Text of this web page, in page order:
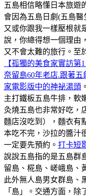
五島相信略懂日本旅遊
會因為五島日劇(五島醫
又或你跟我一樣壓根就
說，你總得想一個理由
又不會太難的旅行。至
【孤獨的美食家實訪第
奈留島60年老店.跟著
家電影版中的神祕湯頭
主打鐵板五島牛排，軟
灸燒五島也非常好吃，
麵店沒吃到），麵衣有
本吃不完，沙拉的醬汁
一定要先預約。 打卡短
說說五島指的是五島群
留島、椛島、嵯峨島、
此外無人島男女群島、
「島」。交通方面，